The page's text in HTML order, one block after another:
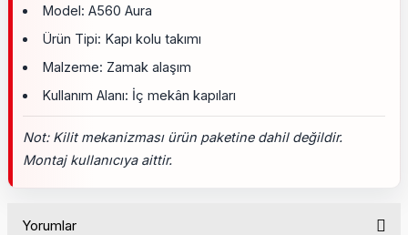
Model: A560 Aura
Ürün Tipi: Kapı kolu takımı
Malzeme: Zamak alaşım
Kullanım Alanı: İç mekân kapıları
Not: Kilit mekanizması ürün paketine dahil değildir.
Montaj kullanıcıya aittir.
Yorumlar